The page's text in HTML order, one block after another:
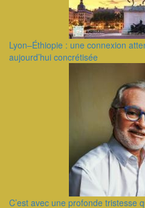
Lyon–Éthiopie : une connexion
aujourd’hui concrétisée
C’est avec une profonde tristesse